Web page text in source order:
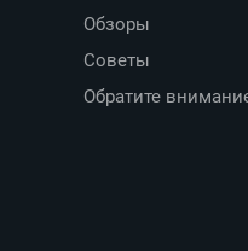
Обзоры
Советы
Обратите